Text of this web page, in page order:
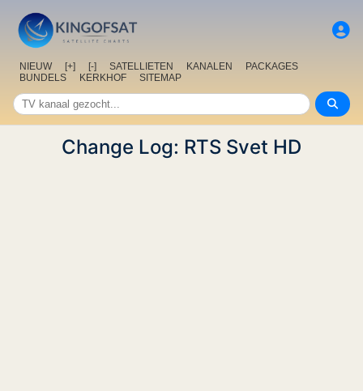
NIEUW [+] [-] SATELLIETEN KANALEN
PACKAGES
BUNDELS
KERKHOF SITEMAP
Change Log: RTS Svet HD